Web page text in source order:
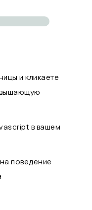
и кликаете
в вашем
поведение